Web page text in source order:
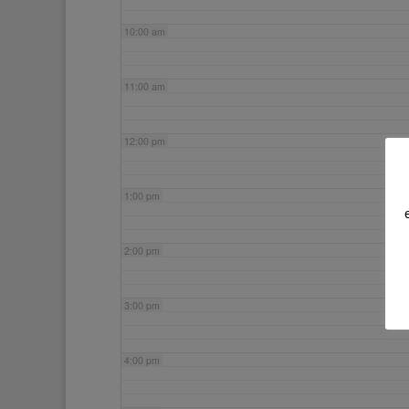
10:00 am
11:00 am
12:00 pm
1:00 pm
2:00 pm
3:00 pm
4:00 pm